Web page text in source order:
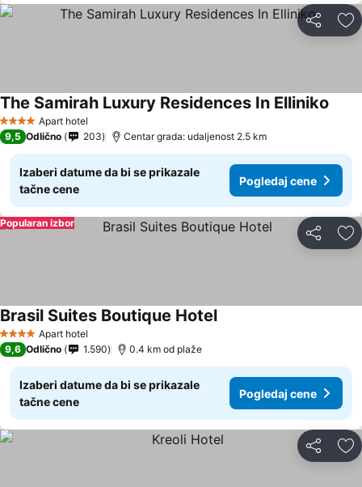
Deli
4 ZvezdiceApart hotel
The Samirah Luxury Residences In Elliniko
9,5 Odlično 203 Centar grada: udaljenost 2.5 km
Izaberi datume da bi se prikazale
tačne cene
Pogledaj cene
Deli
Popularan izbor
4 ZvezdiceApart hotel
Brasil Suites Boutique HotelPogledaj cene
9,6 Odlično 1.590 0.4 km od plaže
Izaberi datume da bi se prikazale
tačne cene
Pogledaj cene
Deli